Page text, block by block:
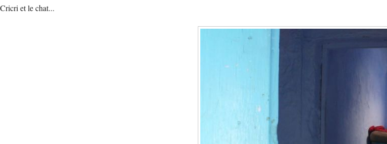
Cricri et le chat...